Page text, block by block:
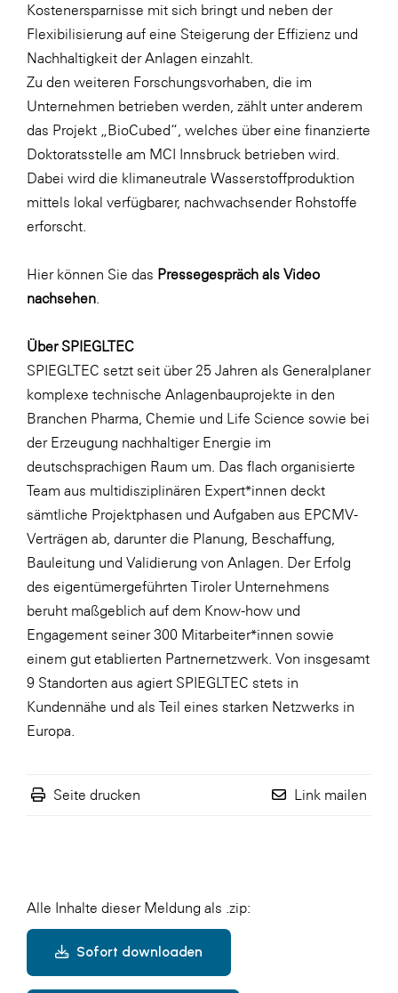
Kostenersparnisse mit sich bringt und neben der
Flexibilisierung auf eine Steigerung der Effizienz und
Nachhaltigkeit der Anlagen einzahlt.
Zu den weiteren Forschungsvorhaben, die im
Unternehmen betrieben werden, zählt unter anderem
das Projekt „BioCubed“, welches über eine finanzierte
Doktoratsstelle am MCI Innsbruck betrieben wird.
Dabei wird die klimaneutrale Wasserstoffproduktion
mittels lokal verfügbarer, nachwachsender Rohstoffe
erforscht.
Hier können Sie das Pressegespräch als Video
nachsehen
Über SPIEGLTEC
SPIEGLTEC setzt seit über 25 Jahren als Generalplaner
komplexe technische Anlagenbauprojekte in den
Branchen Pharma, Chemie und Life Science sowie bei
der Erzeugung nachhaltiger Energie im
deutschsprachigen Raum um. Das flach organisierte
Team aus multidisziplinären Expert*innen deckt
sämtliche Projektphasen und Aufgaben aus EPCMV-
Verträgen ab, darunter die Planung, Beschaffung,
Bauleitung und Validierung von Anlagen. Der Erfolg
des eigentümergeführten Tiroler Unternehmens
beruht maßgeblich auf dem Know-how und
Engagement seiner 300 Mitarbeiter*innen sowie
einem gut etablierten Partnernetzwerk. Von insgesamt
9 Standorten aus agiert SPIEGLTEC stets in
Kundennähe und als Teil eines starken Netzwerks in
Europa.
Seite drucken Link mailen
Alle Inhalte dieser Meldung als .zip:
Sofort downloaden